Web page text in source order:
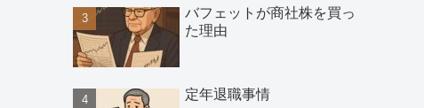
バフェットが商社株を買っ
た理由
定年退職事情